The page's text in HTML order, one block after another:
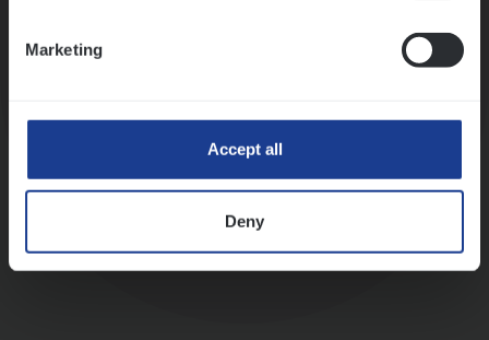
Marketing
Accept all
Deny